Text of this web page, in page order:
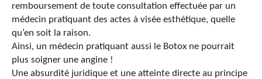
remboursement de toute consultation effectuée par un
médecin pratiquant des actes à visée esthétique, quelle
qu’en soit la raison.
Ainsi, un médecin pratiquant aussi le Botox ne pourrait
plus soigner une angine !
Une absurdité juridique et une atteinte directe au principe